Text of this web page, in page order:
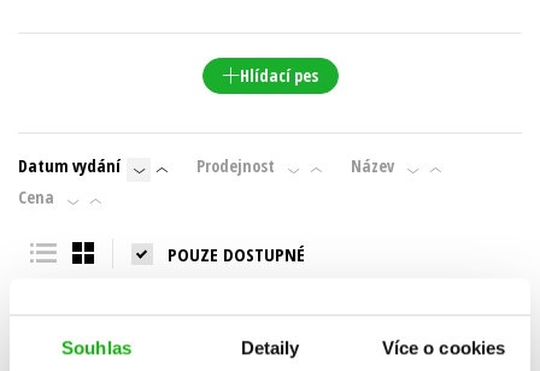
Souhlas Detaily Více o cookies
Hlídací pes
Datum vydání Prodejnost
Název
Cena
POUZE DOSTUPNÉ